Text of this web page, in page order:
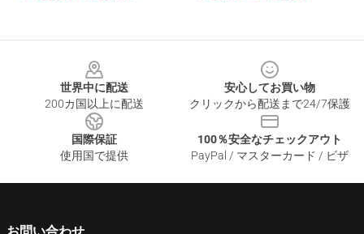
世界中に配送
200カ国以上に配送
安心してお買い物
クリックから配送まで24/7保護
国際保証
使用国で提供
100％安全なチェックアウト
PayPal / マスターカード / ビザ